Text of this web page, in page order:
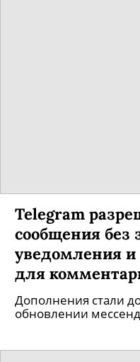
Telegram
сообщения без
уведомления
для
Дополнения стали
обновлении